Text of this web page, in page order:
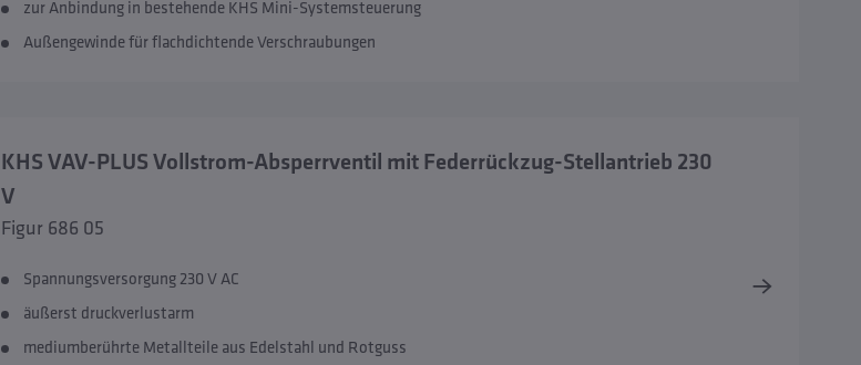
zur Anbindung in bestehende KHS Mini-Systemsteuerung
Außengewinde für flachdichtende Verschraubungen
KHS VAV-PLUS Vollstrom-Absperrventil mit Federrückzug-Stellantrieb 230
V
Figur 686 05
Spannungsversorgung 230 V AC
äußerst druckverlustarm
mediumberührte Metallteile aus Edelstahl und Rotguss